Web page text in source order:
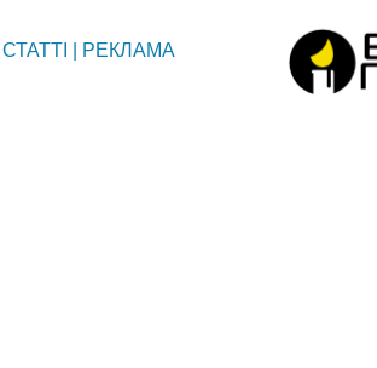
СТАТТІ РЕКЛАМА